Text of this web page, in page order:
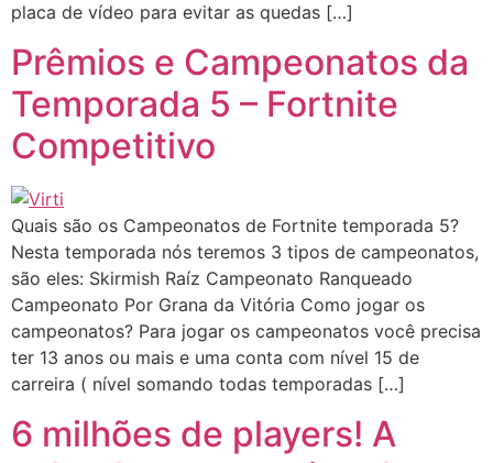
placa de vídeo para evitar as quedas […]
Prêmios e Campeonatos da
Temporada 5 – Fortnite
Competitivo
Quais são os Campeonatos de Fortnite temporada 5?
Nesta temporada nós teremos 3 tipos de campeonatos,
são eles: Skirmish Raíz Campeonato Ranqueado
Campeonato Por Grana da Vitória Como jogar os
campeonatos? Para jogar os campeonatos você precisa
ter 13 anos ou mais e uma conta com nível 15 de
carreira ( nível somando todas temporadas […]
6 milhões de players! A